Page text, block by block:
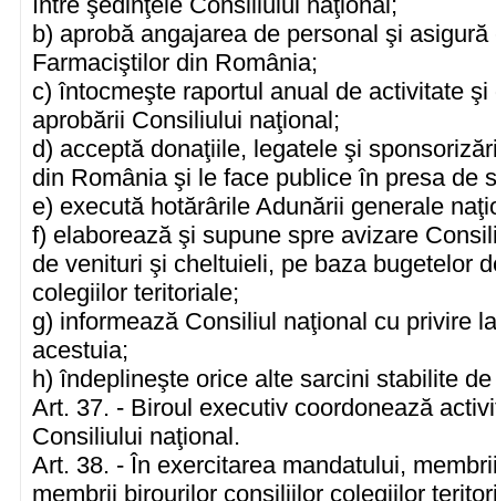
b) aprobă angajarea de personal şi
Farmaciştilor din România;
c) întocmeşte raportul anual de activitate
aprobării Consiliului naţional;
d) acceptă donaţiile, legatele şi
din România şi le face publice în presa de
e) execută hotărârile Adunării generale
f) elaborează şi supune spre avizare
de venituri şi cheltuieli, pe baza bugetelor
colegiilor teritoriale;
g) informează Consiliul naţional cu privire
acestuia;
h) îndeplineşte orice alte sarcini stabilite
Art. 37. - Biroul executiv coordonează
Consiliului naţional.
Art. 38. - În exercitarea mandatului,
membrii birourilor consiliilor colegiilor